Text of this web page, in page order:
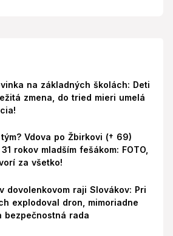
na základných školách: Deti
zmena, do tried mieri umelá
Vdova po Žbirkovi († 69)
rokov mladším fešákom: FOTO,
za všetko!
dovolenkovom raji Slovákov: Pri
explodoval dron, mimoriadne
bezpečnostná rada